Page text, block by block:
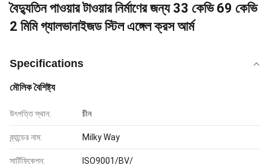
বৈদ্যুতিন পাওয়ার টাওয়ার নির্মাণের জন্য 33 কেভি 69 কেভি
2 মিমি গ্যালভানাইজড স্টিল এঙ্গেল ক্রস আর্ম
Specifications
মৌলিক বৈশিষ্ট্য
উৎপত্তি স্থান: চীন
ব্র্যান্ডের নাম: Milky Way
সার্টিফিকেশন: ISO9001/BV/